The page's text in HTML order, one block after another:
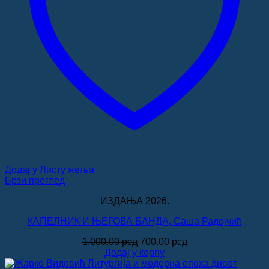
Додај у Листу жеља
Брзи преглед
ИЗДАЊА 2026.
КАПЕЛНИК И ЊЕГОВА БАНДА, Саша Радојчић
1,000.00рсд Оригинална
цена
је
700.00 рсдТренутна
је:
Додај у корпу